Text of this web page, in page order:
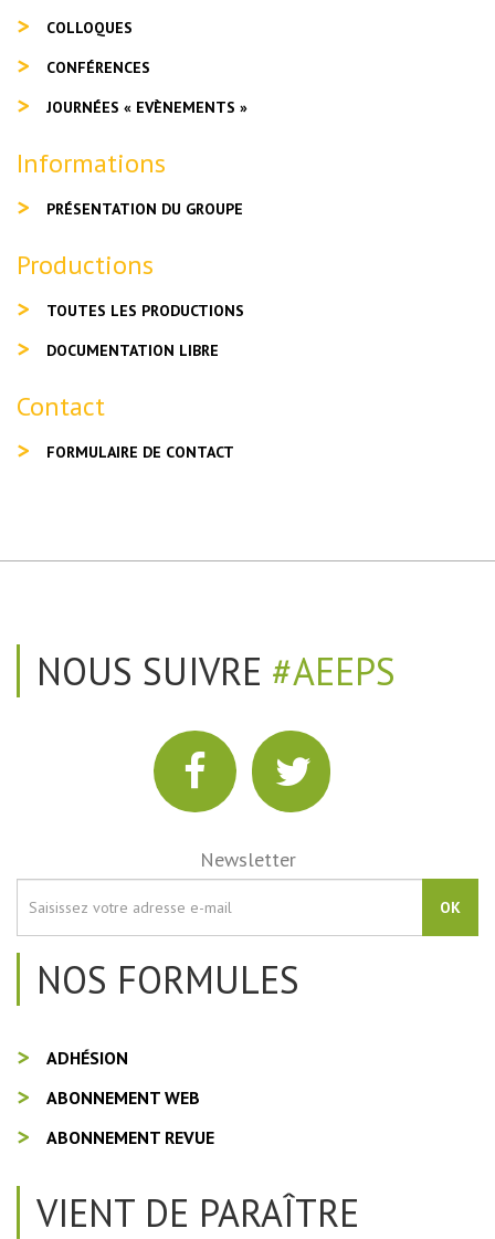
COLLOQUES
CONFÉRENCES
JOURNÉES « EVÈNEMENTS »
Informations
PRÉSENTATION DU GROUPE
Productions
TOUTES LES PRODUCTIONS
DOCUMENTATION LIBRE
Contact
FORMULAIRE DE CONTACT
NOUS SUIVRE #AEEPS
Newsletter
OK
NOS FORMULES
ADHÉSION
ABONNEMENT WEB
ABONNEMENT REVUE
VIENT DE PARAÎTRE